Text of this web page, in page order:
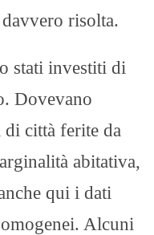
risolta.
stati investiti di
Dovevano
città ferite da
abitativa,
qui i dati
Alcuni